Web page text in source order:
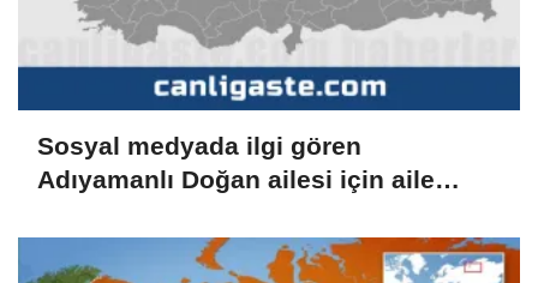
Sosyal medyada ilgi gören
Adıyamanlı Doğan ailesi için aile